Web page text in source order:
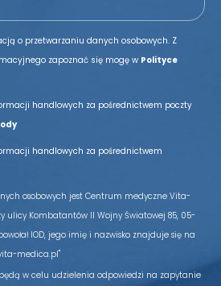
o przetwarzaniu danych osobowych. Z
zapoznać się mogę w Polityce
handlowych za pośrednictwem poczty
handlowych za pośrednictwem
osobowych jest Centrum medyczne Vita-
ulicy Kombatantów II Wojny Światowej 85, 05-
IOD, jego imię i nazwisko znajduje się na
medica.pl"
w celu udzielenia odpowiedzi na zapytanie